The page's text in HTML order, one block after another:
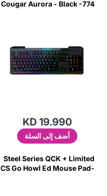
Cougar Aurora - Black -774
KD 19.990
أضف إلى السلة
Steel Series QCK + Limited
CS Go Howl Ed Mouse Pad-